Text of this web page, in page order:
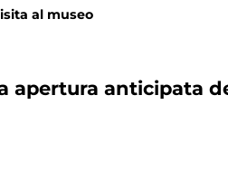
al museo
apertura anticipata